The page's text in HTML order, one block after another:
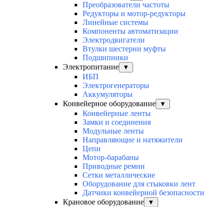
Преобразователи частоты
Редукторы и мотор-редукторы
Линейные системы
Компоненты автоматизации
Электродвигатели
Втулки шестерни муфты
Подшипники
Электропитание
▼
ИБП
Электрогенераторы
Аккумуляторы
Конвейерное оборудование
▼
Конвейерные ленты
Замки и соединения
Модульные ленты
Направляющие и натяжители
Цепи
Мотор-барабаны
Приводные ремни
Сетки металлические
Оборудование для стыковки лент
Датчики конвейерной безопасности
Крановое оборудование
▼